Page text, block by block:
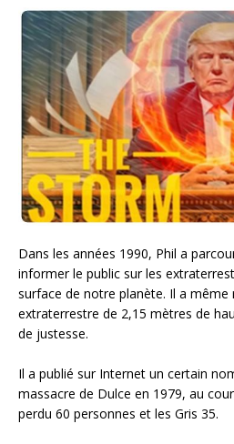
Dans les années 1990, Phil a
informer le public sur les
surface de notre planète. Il a même
extraterrestre de 2,15 mètres de
de justesse.
Il a publié sur Internet un certain
massacre de Dulce en 1979, au
perdu 60 personnes et les Gris 35.